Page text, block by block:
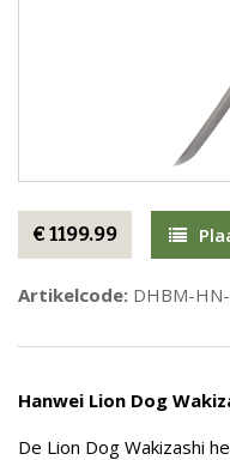
€ 1199.99
Artikelcode: DHBM-
Hanwei Lion Dog
De Lion Dog Wakizashi